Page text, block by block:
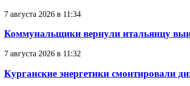
7 августа 2026 в 11:34
Коммунальщики вернули итальянцу
7 августа 2026 в 11:32
Курганские энергетики смонтировали